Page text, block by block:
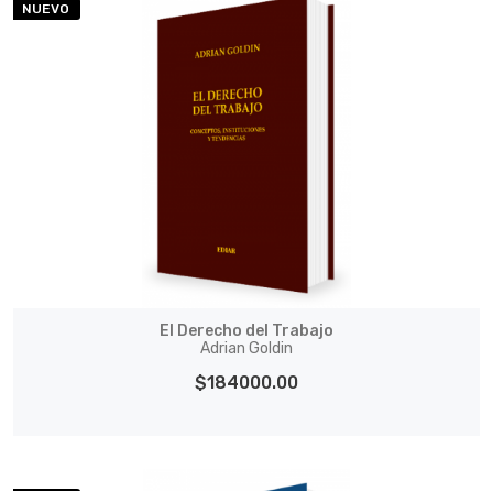
NUEVO
El Derecho del Trabajo
Adrian Goldin
$184000.00